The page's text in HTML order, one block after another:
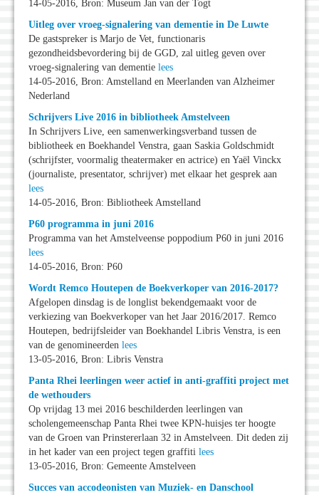
14-05-2016, Bron: Museum Jan van der Togt
Uitleg over vroeg-signalering van dementie in De Luwte
De gastspreker is Marjo de Vet, functionaris
gezondheidsbevordering bij de GGD, zal uitleg geven over
vroeg-signalering van dementie lees
14-05-2016, Bron: Amstelland en Meerlanden van Alzheimer
Nederland
Schrijvers Live 2016 in bibliotheek Amstelveen
In Schrijvers Live, een samenwerkingsverband tussen de
bibliotheek en Boekhandel Venstra, gaan Saskia Goldschmidt
(schrijfster, voormalig theatermaker en actrice) en Yaël Vinckx
(journaliste, presentator, schrijver) met elkaar het gesprek aan
lees
14-05-2016, Bron: Bibliotheek Amstelland
P60 programma in juni 2016
Programma van het Amstelveense poppodium P60 in juni 2016
lees
14-05-2016, Bron: P60
Wordt Remco Houtepen de Boekverkoper van 2016-2017?
Afgelopen dinsdag is de longlist bekendgemaakt voor de
verkiezing van Boekverkoper van het Jaar 2016/2017. Remco
Houtepen, bedrijfsleider van Boekhandel Libris Venstra, is een
van de genomineerden lees
13-05-2016, Bron: Libris Venstra
Panta Rhei leerlingen weer actief in anti-graffiti project met
de wethouders
Op vrijdag 13 mei 2016 beschilderden leerlingen van
scholengemeenschap Panta Rhei twee KPN-huisjes ter hoogte
van de Groen van Prinstererlaan 32 in Amstelveen. Dit deden zij
in het kader van een project tegen graffiti lees
13-05-2016, Bron: Gemeente Amstelveen
Succes van accodeonisten van Muziek- en Danschool